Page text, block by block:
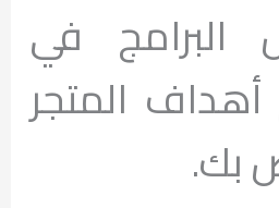
البرامج في
المتجر
بك.